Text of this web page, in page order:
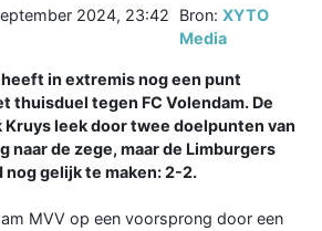
2024, 23:42
Bron:XYTO
Media
in extremis nog een punt
thuisduel tegen FC Volendam. De
Kruys leek door twee doelpunten van
naar de zege, maar de Limburgers
gelijk te maken: 2-2.
MVV op een voorsprong door een